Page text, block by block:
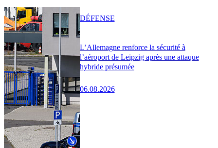
L’Allemagne renforce la sécurité à
l’aéroport de Leipzig après une attaque
hybride présumée
06.08.2026
DÉFENSE